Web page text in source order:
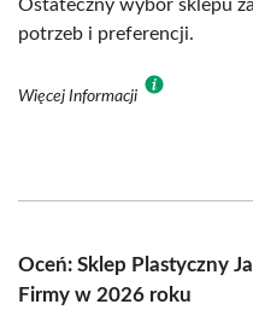
Ostateczny wybór sklepu
potrzeb i preferencji.
Więcej Informacji
Oceń: Sklep Plastyczny
Firmy w 2026 roku